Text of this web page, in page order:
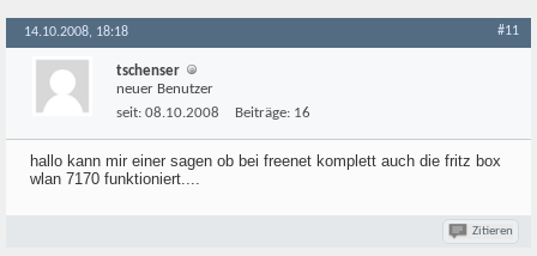
14.10.2008, 18:18 #11
tschenser
neuer Benutzer
seit: 08.10.2008 Beiträge: 16
hallo kann mir einer sagen ob bei freenet komplett auch die fritz box
wlan 7170 funktioniert....
Zitieren